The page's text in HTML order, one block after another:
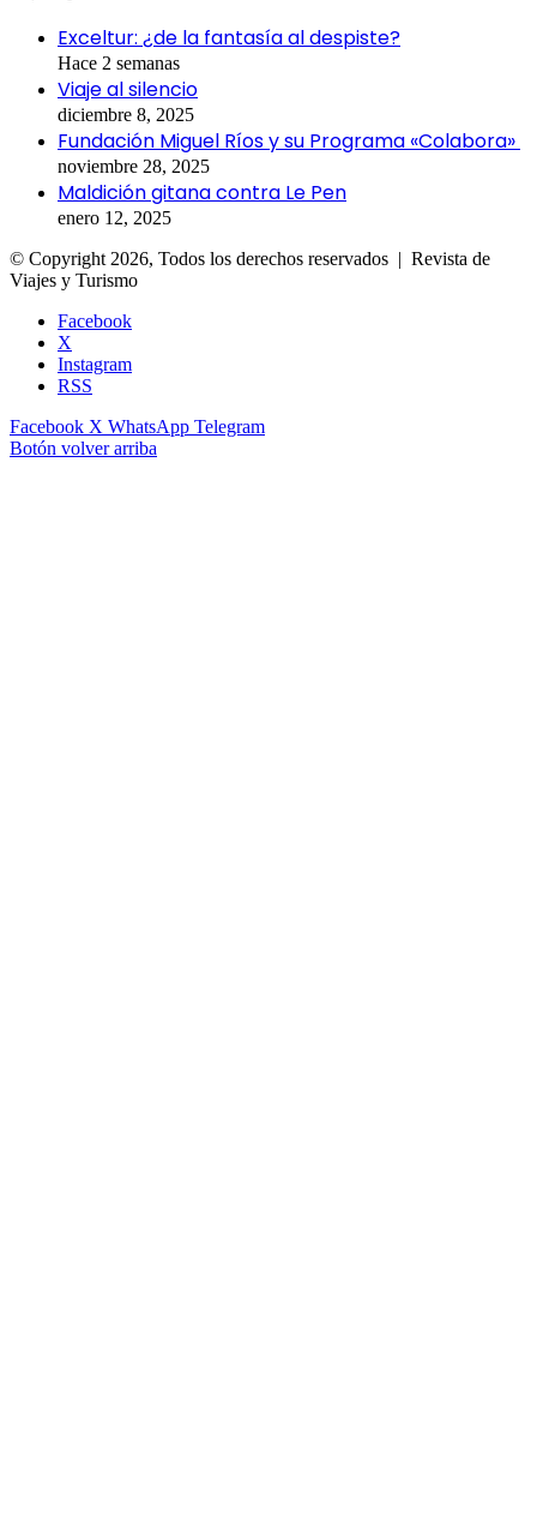
Exceltur: ¿de la fantasía al despiste?
Hace 2 semanas
Viaje al silencio
diciembre 8, 2025
Fundación Miguel Ríos y su Programa «Colabora»
noviembre 28, 2025
Maldición gitana contra Le Pen
enero 12, 2025
© Copyright 2026, Todos los derechos reservados | Revista de
Viajes y Turismo
Facebook
X
Instagram
RSS
Facebook X WhatsApp Telegram
Botón volver arriba